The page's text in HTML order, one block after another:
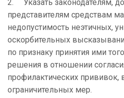
2. Указать законодателям,
представителям средствам
недопустимость неэтичных,
оскорбительных
по признаку принятия ими
решения в отношении
профилактических прививок,
ограничительных мер.